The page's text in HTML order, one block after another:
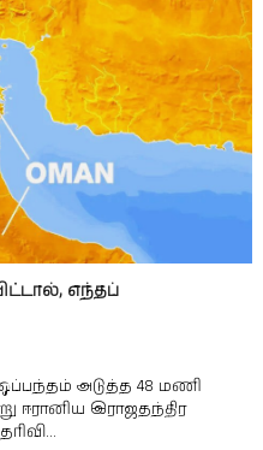
எந்தப்
அடுத்த 48 மணி
ஈரானிய இராஜதந்திர